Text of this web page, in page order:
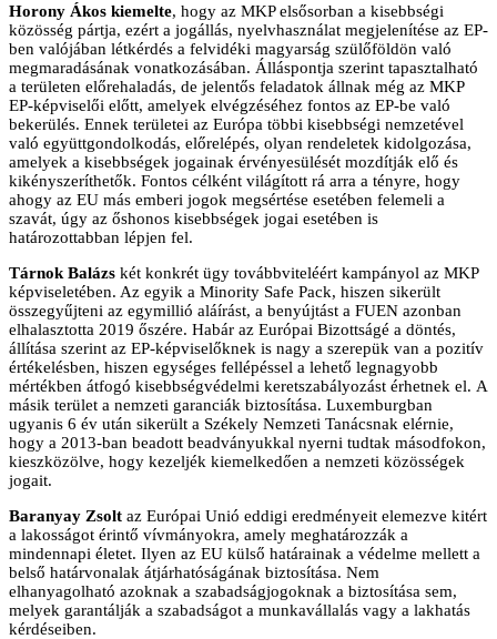
Horony Ákos kiemelte, hogy az MKP elsősorban a kisebbségi
közösség pártja, ezért a jogállás, nyelvhasználat megjelenítése az EP-
ben valójában létkérdés a felvidéki magyarság szülőföldön való
megmaradásának vonatkozásában. Álláspontja szerint tapasztalható
a területen előrehaladás, de jelentős feladatok állnak még az MKP
EP-képviselői előtt, amelyek elvégzéséhez fontos az EP-be való
bekerülés. Ennek területei az Európa többi kisebbségi nemzetével
való együttgondolkodás, előrelépés, olyan rendeletek kidolgozása,
amelyek a kisebbségek jogainak érvényesülését mozdítják elő és
kikényszeríthetők. Fontos célként világított rá arra a tényre, hogy
ahogy az EU más emberi jogok megsértése esetében felemeli a
szavát, úgy az őshonos kisebbségek jogai esetében is
határozottabban lépjen fel.
Tárnok Balázs két konkrét ügy továbbviteléért kampányol az MKP
képviseletében. Az egyik a Minority Safe Pack, hiszen sikerült
összegyűjteni az egymillió aláírást, a benyújtást a FUEN azonban
elhalasztotta 2019 őszére. Habár az Európai Bizottságé a döntés,
állítása szerint az EP-képviselőknek is nagy a szerepük van a pozitív
értékelésben, hiszen egységes fellépéssel a lehető legnagyobb
mértékben átfogó kisebbségvédelmi keretszabályozást érhetnek el. A
másik terület a nemzeti garanciák biztosítása. Luxemburgban
ugyanis 6 év után sikerült a Székely Nemzeti Tanácsnak elérnie,
hogy a 2013-ban beadott beadványukkal nyerni tudtak másodfokon,
kieszközölve, hogy kezeljék kiemelkedően a nemzeti közösségek
jogait.
Baranyay Zsolt az Európai Unió eddigi eredményeit elemezve kitért
a lakosságot érintő vívmányokra, amely meghatározzák a
mindennapi életet. Ilyen az EU külső határainak a védelme mellett a
belső határvonalak átjárhatóságának biztosítása. Nem
elhanyagolható azoknak a szabadságjogoknak a biztosítása sem,
melyek garantálják a szabadságot a munkavállalás vagy a lakhatás
kérdéseiben.